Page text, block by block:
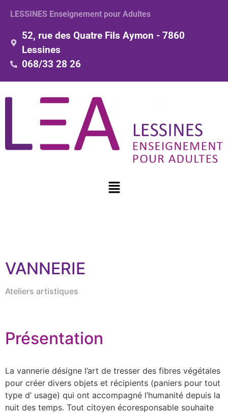
LESSINES Enseignement pour Adultes
52, rue des Quatre Fils Aymon - 7860
Lessines
068/33 28 26
VANNERIE
Ateliers artistiques
Présentation
La vannerie désigne l’art de tresser des fibres végétales
pour créer divers objets et récipients (paniers pour tout
type d’ usage) qui ont accompagné l’humanité depuis la
nuit des temps. Tout citoyen écoresponsable souhaite